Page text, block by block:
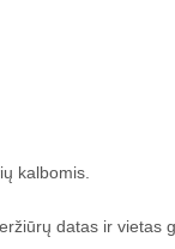
kalbomis.
datas ir vietas